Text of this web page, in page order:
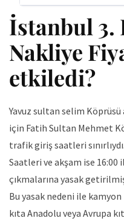
İstanbul 3.
Nakliye
etkiledi?
Yavuz sultan selim
için Fatih Sultan Mehmet
trafik giriş saatleri
Saatleri ve akşam ise 16:00
çıkmalarına yasak
Bu yasak nedeni ile
kıta Anadolu veya Avrupa